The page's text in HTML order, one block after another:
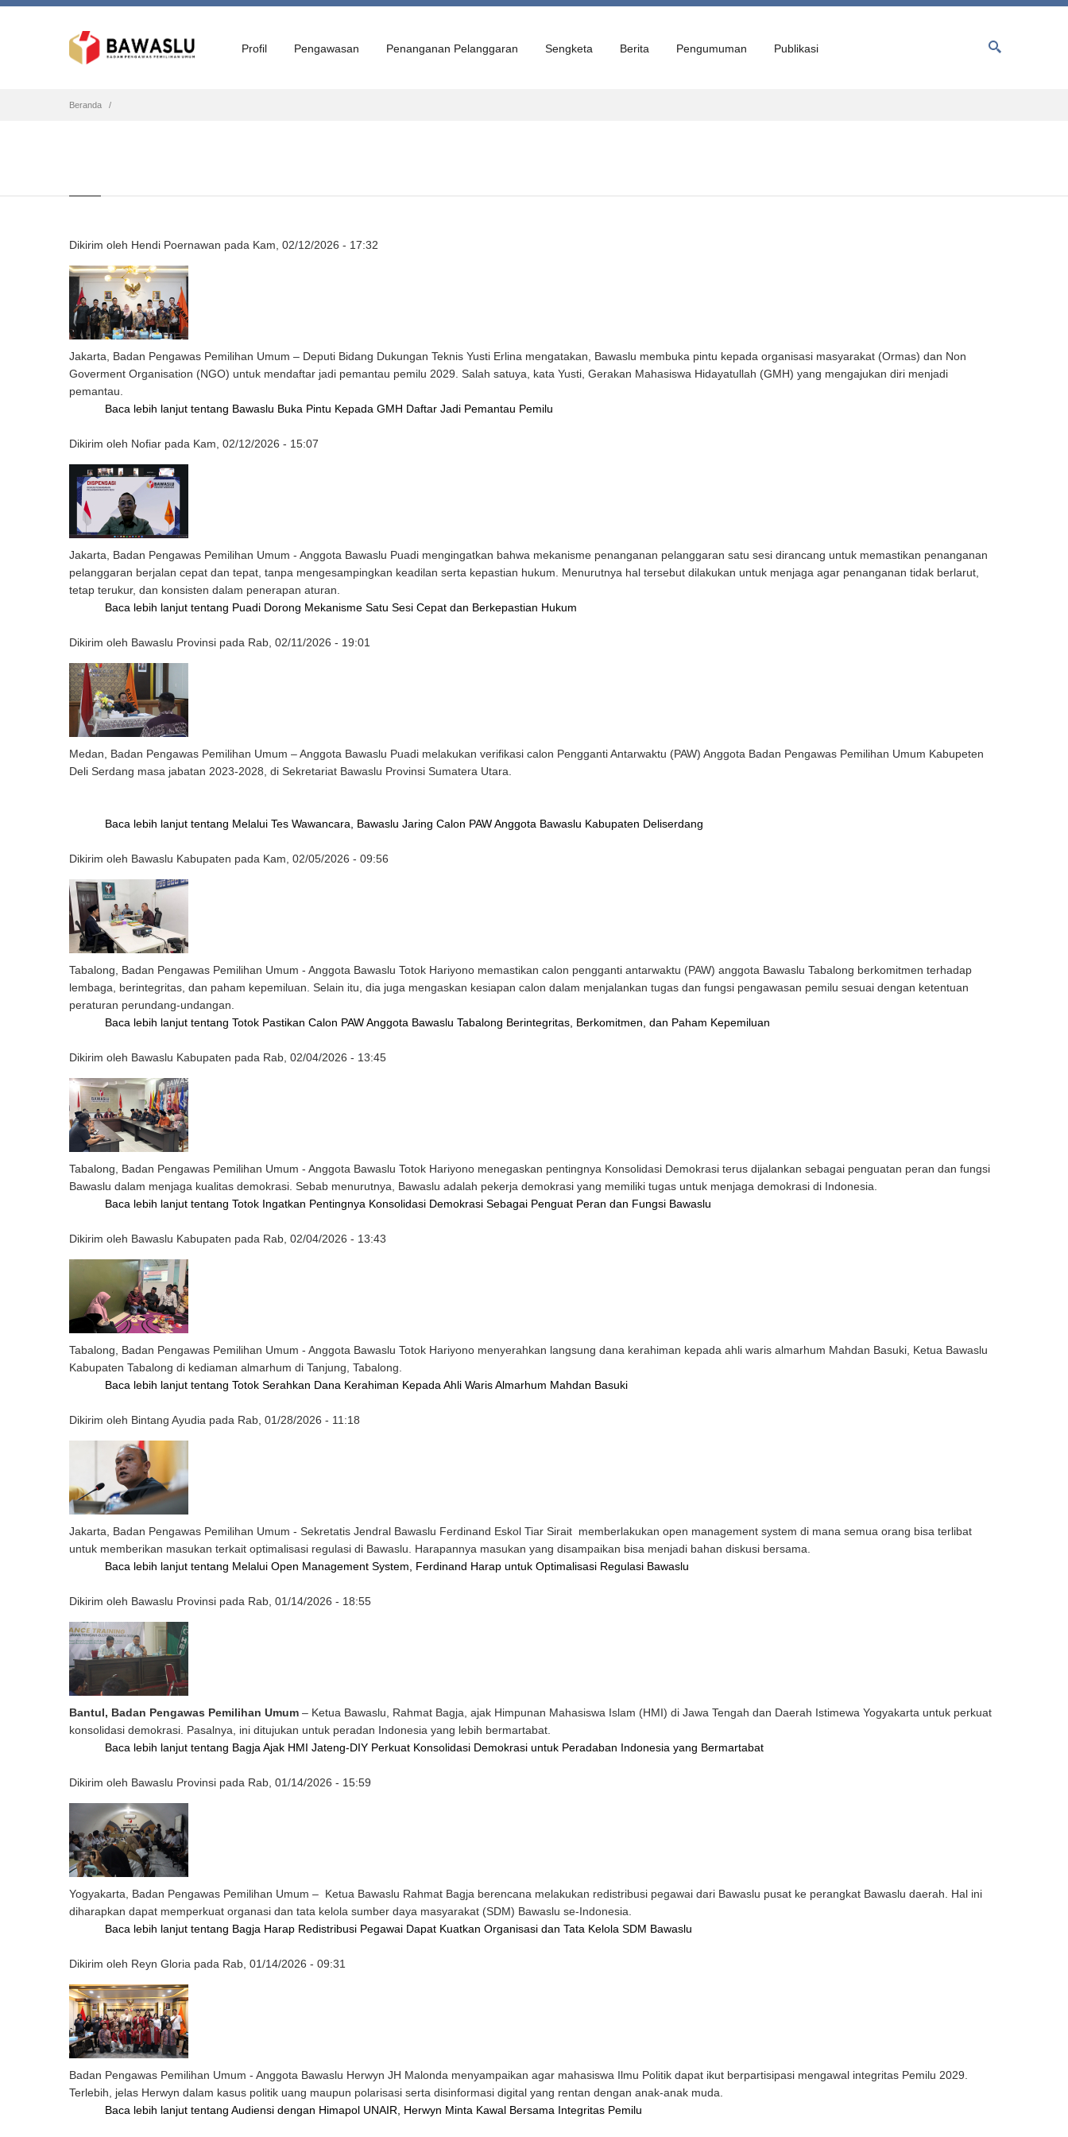
Profil Pengawasan Penanganan Pelanggaran Sengketa Berita Pengumuman Publikasi
Breadcrumb
Beranda
Dikirim oleh Hendi Poernawan pada Kam, 02/12/2026 - 17:32
Jakarta, Badan Pengawas Pemilihan Umum – Deputi Bidang Dukungan Teknis Yusti Erlina mengatakan, Bawaslu membuka pintu kepada organisasi masyarakat (Ormas) dan Non
Goverment Organisation (NGO) untuk mendaftar jadi pemantau pemilu 2029. Salah satuya, kata Yusti, Gerakan Mahasiswa Hidayatullah (GMH) yang mengajukan diri menjadi
pemantau.
Baca lebih lanjut tentang Bawaslu Buka Pintu Kepada GMH Daftar Jadi Pemantau Pemilu
Dikirim oleh Nofiar pada Kam, 02/12/2026 - 15:07
Jakarta, Badan Pengawas Pemilihan Umum - Anggota Bawaslu Puadi mengingatkan bahwa mekanisme penanganan pelanggaran satu sesi dirancang untuk memastikan penanganan
pelanggaran berjalan cepat dan tepat, tanpa mengesampingkan keadilan serta kepastian hukum. Menurutnya hal tersebut dilakukan untuk menjaga agar penanganan tidak berlarut,
tetap terukur, dan konsisten dalam penerapan aturan.
Baca lebih lanjut tentang Puadi Dorong Mekanisme Satu Sesi Cepat dan Berkepastian Hukum
Dikirim oleh Bawaslu Provinsi pada Rab, 02/11/2026 - 19:01
Medan, Badan Pengawas Pemilihan Umum – Anggota Bawaslu Puadi melakukan verifikasi calon Pengganti Antarwaktu (PAW) Anggota Badan Pengawas Pemilihan Umum Kabupeten
Deli Serdang masa jabatan 2023-2028, di Sekretariat Bawaslu Provinsi Sumatera Utara.
Baca lebih lanjut tentang Melalui Tes Wawancara, Bawaslu Jaring Calon PAW Anggota Bawaslu Kabupaten Deliserdang
Dikirim oleh Bawaslu Kabupaten pada Kam, 02/05/2026 - 09:56
Tabalong, Badan Pengawas Pemilihan Umum - Anggota Bawaslu Totok Hariyono memastikan calon pengganti antarwaktu (PAW) anggota Bawaslu Tabalong berkomitmen terhadap
lembaga, berintegritas, dan paham kepemiluan. Selain itu, dia juga mengaskan kesiapan calon dalam menjalankan tugas dan fungsi pengawasan pemilu sesuai dengan ketentuan
peraturan perundang-undangan.
Baca lebih lanjut tentang Totok Pastikan Calon PAW Anggota Bawaslu Tabalong Berintegritas, Berkomitmen, dan Paham Kepemiluan
Dikirim oleh Bawaslu Kabupaten pada Rab, 02/04/2026 - 13:45
Tabalong, Badan Pengawas Pemilihan Umum - Anggota Bawaslu Totok Hariyono menegaskan pentingnya Konsolidasi Demokrasi terus dijalankan sebagai penguatan peran dan fungsi
Bawaslu dalam menjaga kualitas demokrasi. Sebab menurutnya, Bawaslu adalah pekerja demokrasi yang memiliki tugas untuk menjaga demokrasi di Indonesia.
Baca lebih lanjut tentang Totok Ingatkan Pentingnya Konsolidasi Demokrasi Sebagai Penguat Peran dan Fungsi Bawaslu
Dikirim oleh Bawaslu Kabupaten pada Rab, 02/04/2026 - 13:43
Tabalong, Badan Pengawas Pemilihan Umum - Anggota Bawaslu Totok Hariyono menyerahkan langsung dana kerahiman kepada ahli waris almarhum Mahdan Basuki, Ketua Bawaslu
Kabupaten Tabalong di kediaman almarhum di Tanjung, Tabalong.
Baca lebih lanjut tentang Totok Serahkan Dana Kerahiman Kepada Ahli Waris Almarhum Mahdan Basuki
Dikirim oleh Bintang Ayudia pada Rab, 01/28/2026 - 11:18
Jakarta, Badan Pengawas Pemilihan Umum - Sekretatis Jendral Bawaslu Ferdinand Eskol Tiar Sirait memberlakukan open management system di mana semua orang bisa terlibat
untuk memberikan masukan terkait optimalisasi regulasi di Bawaslu. Harapannya masukan yang disampaikan bisa menjadi bahan diskusi bersama.
Baca lebih lanjut tentang Melalui Open Management System, Ferdinand Harap untuk Optimalisasi Regulasi Bawaslu
Dikirim oleh Bawaslu Provinsi pada Rab, 01/14/2026 - 18:55
Bantul, Badan Pengawas Pemilihan Umum – Ketua Bawaslu, Rahmat Bagja, ajak Himpunan Mahasiswa Islam (HMI) di Jawa Tengah dan Daerah Istimewa Yogyakarta untuk perkuat
konsolidasi demokrasi. Pasalnya, ini ditujukan untuk peradan Indonesia yang lebih bermartabat.
Baca lebih lanjut tentang Bagja Ajak HMI Jateng-DIY Perkuat Konsolidasi Demokrasi untuk Peradaban Indonesia yang Bermartabat
Dikirim oleh Bawaslu Provinsi pada Rab, 01/14/2026 - 15:59
Yogyakarta Badan Pengawas Pemilihan Umum – Ketua Bawaslu Rahmat Bagja berencana melakukan redistribusi pegawai dari Bawaslu pusat ke perangkat Bawaslu daerah. Hal ini
diharapkan dapat memperkuat organasi dan tata kelola sumber daya masyarakat (SDM) Bawaslu se-Indonesia.
Baca lebih lanjut tentang Bagja Harap Redistribusi Pegawai Dapat Kuatkan Organisasi dan Tata Kelola SDM Bawaslu
Dikirim oleh Reyn Gloria pada Rab, 01/14/2026 - 09:31
Badan Pengawas Pemilihan Umum - Anggota Bawaslu Herwyn JH Malonda menyampaikan agar mahasiswa Ilmu Politik dapat ikut berpartisipasi mengawal integritas Pemilu 2029.
Terlebih, jelas Herwyn dalam kasus politik uang maupun polarisasi serta disinformasi digital yang rentan dengan anak-anak muda.
Baca lebih lanjut tentang Audiensi dengan Himapol UNAIR, Herwyn Minta Kawal Bersama Integritas Pemilu